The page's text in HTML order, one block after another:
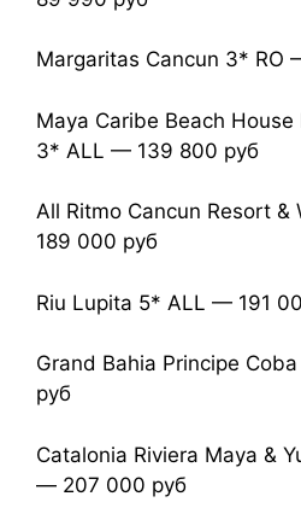
Margaritas Cancun 3* RO
Maya Caribe Beach
3* ALL — 139 800 руб
All Ritmo Cancun Resort
189 000 руб
Riu Lupita 5* ALL — 191
Grand Bahia Principe
руб
Catalonia Riviera Maya &
— 207 000 руб